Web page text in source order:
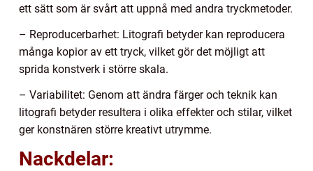
ett sätt som är svårt att uppnå med andra tryckmetoder.
– Reproducerbarhet: Litografi betyder kan reproducera
många kopior av ett tryck, vilket gör det möjligt att
sprida konstverk i större skala.
– Variabilitet: Genom att ändra färger och teknik kan
litografi betyder resultera i olika effekter och stilar, vilket
ger konstnären större kreativt utrymme.
Nackdelar: